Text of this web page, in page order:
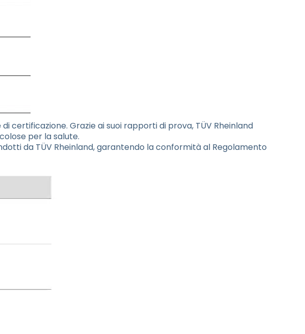
certificazione. Grazie ai suoi rapporti di prova, TÜV Rheinland
per la salute.
da TÜV Rheinland, garantendo la conformità al Regolamento